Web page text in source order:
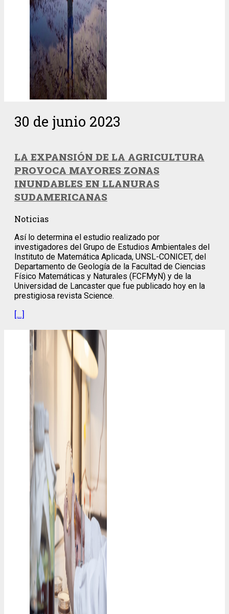
30 de junio 2023
LA EXPANSIÓN DE LA AGRICULTURA
PROVOCA MAYORES ZONAS
INUNDABLES EN LLANURAS
SUDAMERICANAS
Noticias
Así lo determina el estudio realizado por
investigadores del Grupo de Estudios Ambientales del
Instituto de Matemática Aplicada, UNSL-CONICET, del
Departamento de Geología de la Facultad de Ciencias
Físico Matemáticas y Naturales (FCFMyN) y de la
Universidad de Lancaster que fue publicado hoy en la
prestigiosa revista Science.
[…]